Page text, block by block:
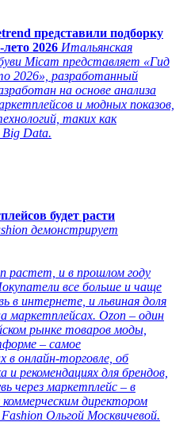
представили подборку
лето 2026 Итальянская
Micam представляет «Гид
2026», разработанный
на основе анализа
и модных показов,
таких как
Data.
будет расти
демонстрирует
растет, и в прошлом году
все больше и чаще
в интернете, и львиная доля
маркетплейсах. Ozon – один
рынке товаров моды,
– самое
онлайн-торговле, об
и рекомендациях для брендов,
через маркетплейс – в
коммерческим директором
Ольгой Москвичевой.